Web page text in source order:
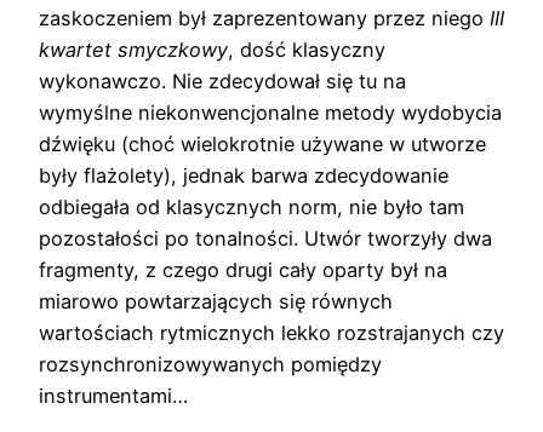
zaskoczeniem był zaprezentowany przez niego III
kwartet smyczkowy, dość klasyczny
wykonawczo. Nie zdecydował się tu na
wymyślne niekonwencjonalne metody wydobycia
dźwięku (choć wielokrotnie używane w utworze
były flażolety), jednak barwa zdecydowanie
odbiegała od klasycznych norm, nie było tam
pozostałości po tonalności. Utwór tworzyły dwa
fragmenty, z czego drugi cały oparty był na
miarowo powtarzających się równych
wartościach rytmicznych lekko rozstrajanych czy
rozsynchronizowywanych pomiędzy
instrumentami…